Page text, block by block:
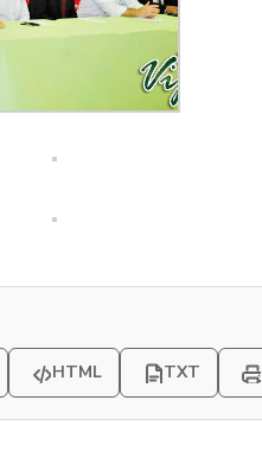
HTML TXT